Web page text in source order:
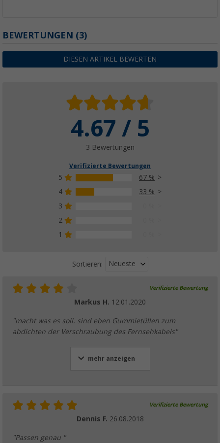
BEWERTUNGEN (3)
DIESEN ARTIKEL BEWERTEN
4.67 / 5
3 Bewertungen
Verifizierte Bewertungen
5
67 %
4
33 %
3
2
1
Sortieren: Neueste
Verifizierte Bewertung
Markus H. 12.01.2020
"macht was es soll. sind eben Gummietüllen zum
abdichten der Verschraubung des Fernsehkabels"
mehr anzeigen
Verifizierte Bewertung
Dennis F. 26.08.2018
"Passen genau "